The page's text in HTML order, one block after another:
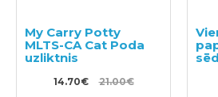
My Carry Potty
MLTS-CA Cat Poda
uzliktnis
14.70€ 21.00€